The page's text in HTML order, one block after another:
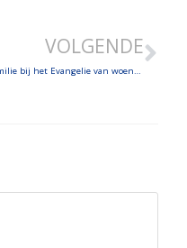
VOLGENDE
Homilie bij het Evangelie van woensdag 5 maart 2025 – Aswoensdag – Mt 6, 1-6; 16-18